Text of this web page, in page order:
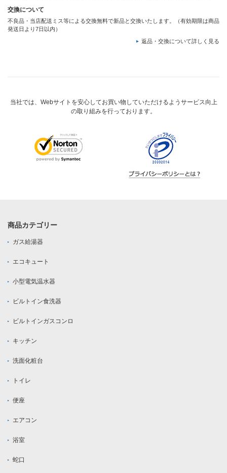
交換について
不良品・当店配送ミス等による交換無料で新品と交換いたします。（有効期限は商品
発送日より7日以内）
返品・交換について詳しく見る
当社では、Webサイトを安心してお買い物していただけるようサービス向上
の取り組みを行っております。
商品カテゴリー
ガス給湯器
エコキュート
小型電気温水器
ビルトイン食洗器
ビルトインガスコンロ
キッチン
洗面化粧台
トイレ
便座
エアコン
浴室
蛇口